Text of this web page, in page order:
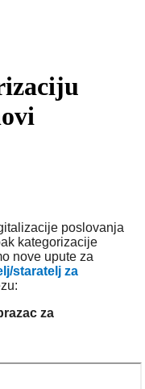
poslovanja
kategorizacije
nove upute za
staratelj za
za